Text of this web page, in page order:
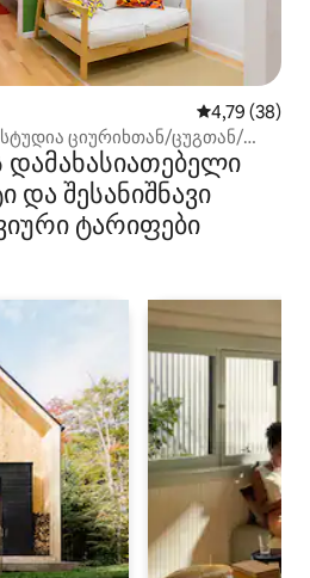
საშუალო
4,79 (38)
ციურიხთან/ცუგთან/
შესანიშნავი
ტარიფები